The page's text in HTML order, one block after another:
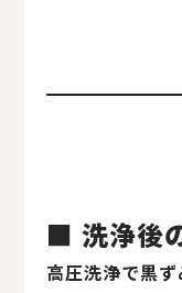
■ 洗浄後
高圧洗浄で黒